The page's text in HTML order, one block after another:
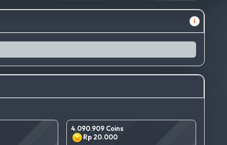
i
4.090.909 Coins
Rp 20.000